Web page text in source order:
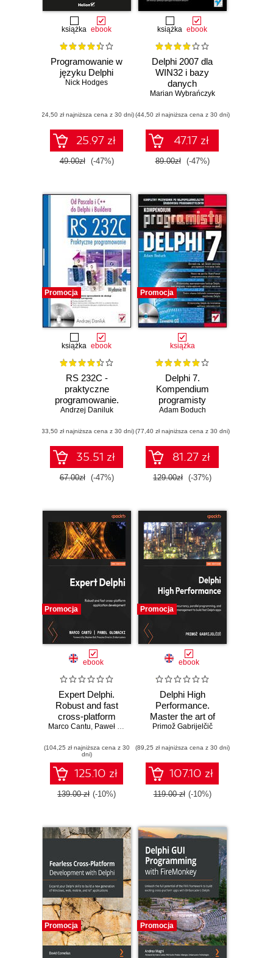
książka ebook
Programowanie w
języku Delphi
Nick Hodges
(24,50 zł najniższa cena z 30 dni)
25.97 zł
49.00zł (-47%)
książka ebook
Delphi 2007 dla
WIN32 i bazy
danych
Marian Wybrańczyk
(44,50 zł najniższa cena z 30 dni)
47.17 zł
89.00zł (-47%)
Promocja
książka ebook
RS 232C -
praktyczne
programowanie.
Od Pascala i C++
Buildera. Wydanie
III
Andrzej Daniluk
(33,50 zł najniższa cena z 30 dni)
35.51 zł
67.00zł (-47%)
Promocja
książka
Delphi 7.
Kompendium
programisty
Adam Boduch
(77,40 zł najniższa cena z 30 dni)
81.27 zł
129.00zł (-37%)
Promocja
ebook
Expert Delphi.
Robust and fast
cross-platform
application
Second Edition
Marco Cantu, Paweł Głowacki Stephen Ball
(104,25 zł najniższa cena z 30
dni)
125.10 zł
139.00 zł (-10%)
Promocja
ebook
Delphi High
Performance.
Master the art of
concurrency,
programming, and
memory
management to
build fast Delphi
apps - Second
Primož Gabrijelčič
(89,25 zł najniższa cena z 30 dni)
107.10 zł
119.00 zł (-10%)
Promocja Promocja